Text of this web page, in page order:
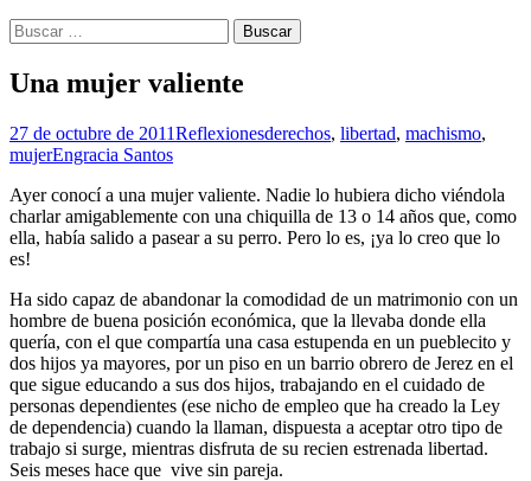
Buscar:
Una mujer valiente
27 de octubre de 2011Reflexionesderechos, libertad, machismo,
mujerEngracia Santos
Ayer conocí a una mujer valiente. Nadie lo hubiera dicho viéndola
charlar amigablemente con una chiquilla de 13 o 14 años que, como
ella, había salido a pasear a su perro. Pero lo es, ¡ya lo creo que lo
es!
Ha sido capaz de abandonar la comodidad de un matrimonio con un
hombre de buena posición económica, que la llevaba donde ella
quería, con el que compartía una casa estupenda en un pueblecito y
dos hijos ya mayores, por un piso en un barrio obrero de Jerez en el
que sigue educando a sus dos hijos, trabajando en el cuidado de
personas dependientes (ese nicho de empleo que ha creado la Ley
de dependencia) cuando la llaman, dispuesta a aceptar otro tipo de
trabajo si surge, mientras disfruta de su recien estrenada libertad.
Seis meses hace que vive sin pareja.